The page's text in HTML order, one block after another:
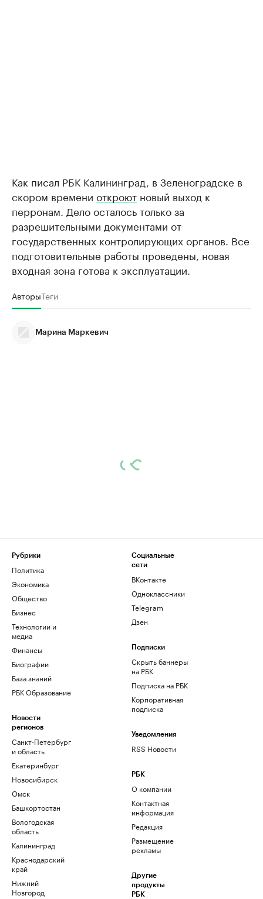
Как писал РБК Калининград, в Зеленоградске в
скором времени откроют новый выход к
перронам. Дело осталось только за
разрешительными документами от
государственных контролирующих органов. Все
подготовительные работы проведены, новая
входная зона готова к эксплуатации.
АвторыТеги
Марина Маркевич
Рубрики
Политика
Экономика
Общество
Бизнес
Технологии и
медиа
Финансы
Биографии
База знаний
РБК Образование
Новости
регионов
Санкт-Петербург
и область
Екатеринбург
Новосибирск
Омск
Башкортостан
Вологодская
область
Калининград
Краснодарский
край
Нижний
Новгород
Социальные
сети
ВКонтакте
Одноклассники
Telegram
Дзен
Подписки
Скрыть баннеры
на РБК
Подписка на РБК
Корпоративная
подписка
Уведомления
RSS Новости
РБК
О компании
Контактная
информация
Редакция
Размещение
рекламы
Другие
продукты
РБК